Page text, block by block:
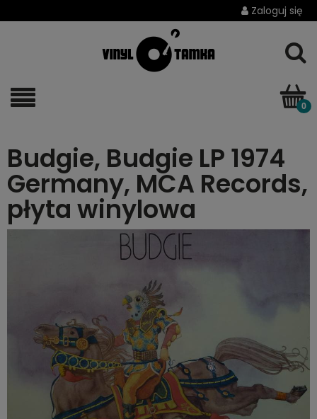
Zaloguj się
Budgie, Budgie LP 1974
Germany, MCA Records,
płyta winylowa